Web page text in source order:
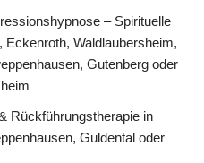
– Spirituelle
Waldlaubersheim,
Gutenberg oder
Rückführungstherapie in
Guldental oder